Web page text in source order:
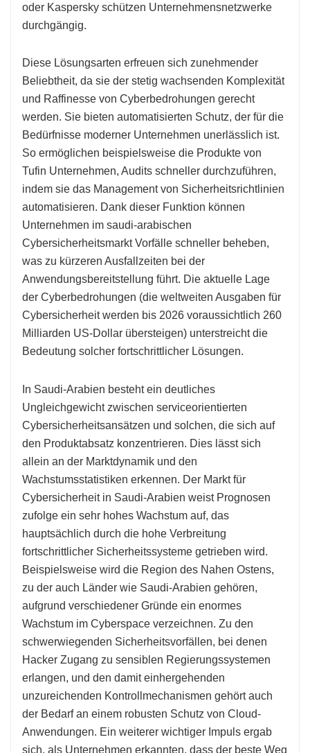
oder Kaspersky schützen Unternehmensnetzwerke
durchgängig.
Diese Lösungsarten erfreuen sich zunehmender
Beliebtheit, da sie der stetig wachsenden Komplexität
und Raffinesse von Cyberbedrohungen gerecht
werden. Sie bieten automatisierten Schutz, der für die
Bedürfnisse moderner Unternehmen unerlässlich ist.
So ermöglichen beispielsweise die Produkte von
Tufin Unternehmen, Audits schneller durchzuführen,
indem sie das Management von Sicherheitsrichtlinien
automatisieren. Dank dieser Funktion können
Unternehmen im saudi-arabischen
Cybersicherheitsmarkt Vorfälle schneller beheben,
was zu kürzeren Ausfallzeiten bei der
Anwendungsbereitstellung führt. Die aktuelle Lage
der Cyberbedrohungen (die weltweiten Ausgaben für
Cybersicherheit werden bis 2026 voraussichtlich 260
Milliarden US-Dollar übersteigen) unterstreicht die
Bedeutung solcher fortschrittlicher Lösungen.
In Saudi-Arabien besteht ein deutliches
Ungleichgewicht zwischen serviceorientierten
Cybersicherheitsansätzen und solchen, die sich auf
den Produktabsatz konzentrieren. Dies lässt sich
allein an der Marktdynamik und den
Wachstumsstatistiken erkennen. Der Markt für
Cybersicherheit in Saudi-Arabien weist Prognosen
zufolge ein sehr hohes Wachstum auf, das
hauptsächlich durch die hohe Verbreitung
fortschrittlicher Sicherheitssysteme getrieben wird.
Beispielsweise wird die Region des Nahen Ostens,
zu der auch Länder wie Saudi-Arabien gehören,
aufgrund verschiedener Gründe ein enormes
Wachstum im Cyberspace verzeichnen. Zu den
schwerwiegenden Sicherheitsvorfällen, bei denen
Hacker Zugang zu sensiblen Regierungssystemen
erlangen, und den damit einhergehenden
unzureichenden Kontrollmechanismen gehört auch
der Bedarf an einem robusten Schutz von Cloud-
Anwendungen. Ein weiterer wichtiger Impuls ergab
sich, als Unternehmen erkannten, dass der beste Weg